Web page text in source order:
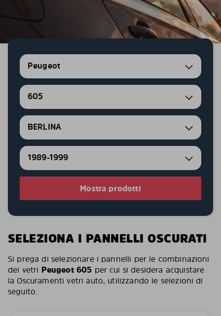
Peugeot
605
BERLINA
1989-1999
Mostra prodotti
SELEZIONA I PANNELLI OSCURATI
Si prega di selezionare i pannelli per le combinazioni
dei vetri Peugeot 605 per cui si desidera acquistare
la Oscuramenti vetri auto, utilizzando le selezioni di
seguito.